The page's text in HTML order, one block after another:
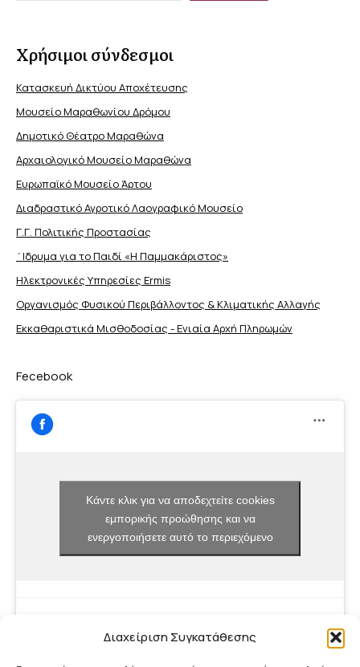
Διαχείριση Συγκατάθεσης
Χρήσιμοι σύνδεσμοι
Κατασκευή Δικτύου Αποχέτευσης
Μουσείο Μαραθωνίου Δρόμου
Δημοτικό Θέατρο Μαραθώνα
Αρχαιολογικό Μουσείο Μαραθώνα
Ευρωπαϊκό Μουσείο Άρτου
Διαδραστικό Αγροτικό Λαογραφικό Μουσείο
Γ.Γ. Πολιτικής Προστασίας
΄Ιδρυμα για το Παιδί «Η Παμμακάριστος»
Ηλεκτρονικές Υπηρεσίες Ermis
Οργανισμός Φυσικού Περιβάλλοντος & Κλιματικής Aλλαγής
Εκκαθαριστικά Μισθοδοσίας - Ενιαία Αρχή Πληρωμών
Fecebook
Κάντε κλικ για να αποδεχτείτε cookies
εμπορικής προώθησης και να
ενεργοποιήσετε αυτό το περιεχόμενο